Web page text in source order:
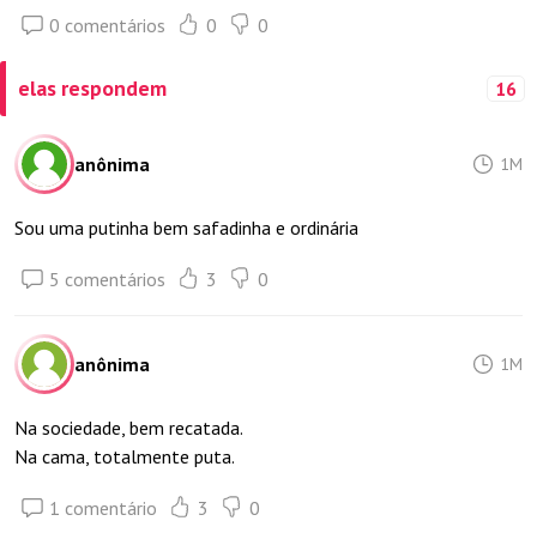
0 comentários 0 0
elas respondem 16
anônima 1M
Sou uma putinha bem safadinha e ordinária
5 comentários 3 0
anônima 1M
Na sociedade, bem recatada.
Na cama, totalmente puta.
1 comentário 3 0